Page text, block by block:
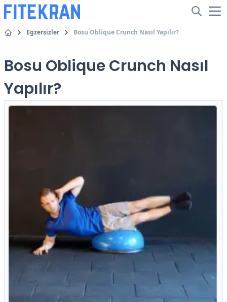
Egzersizler Bosu Oblique Crunch Nasıl Yapılır?
Bosu Oblique Crunch Nasıl
Yapılır?